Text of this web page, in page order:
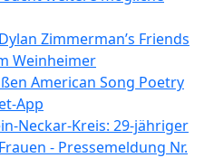
Zimmerman’s Friends
Weinheimer
American Song Poetry
App
Neckar-Kreis: 29-jähriger
- Pressemeldung Nr.